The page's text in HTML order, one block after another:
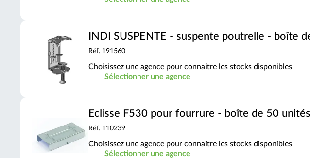
INDI SUSPENTE - suspente poutrelle - boîte
Réf. 191560
Choisissez une agence pour connaitre les stocks disponibles.
Sélectionner une agence
Eclisse F530 pour fourrure - boîte de 50 unités
Réf. 110239
Choisissez une agence pour connaitre les stocks disponibles.
Sélectionner une agence